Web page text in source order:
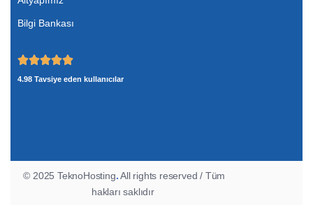
Bilgi Bankası
4.98 Tavsiye eden kullanıcılar
© 2025 TeknoHosting.All rights reserved / Tüm
hakları saklıdır